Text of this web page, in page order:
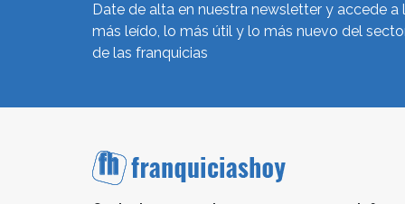
Date de alta en nuestra newsletter y accede a
más leído, lo más útil y lo más nuevo del
de las franquicias